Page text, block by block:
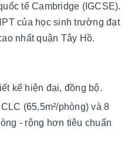
tế Cambridge (IGCSE).
của học sinh trường đạt
nhất quận Tây Hồ.
kế hiện đại, đồng bộ.
(65,5m²/phòng) và 8
- rộng hơn tiêu chuẩn